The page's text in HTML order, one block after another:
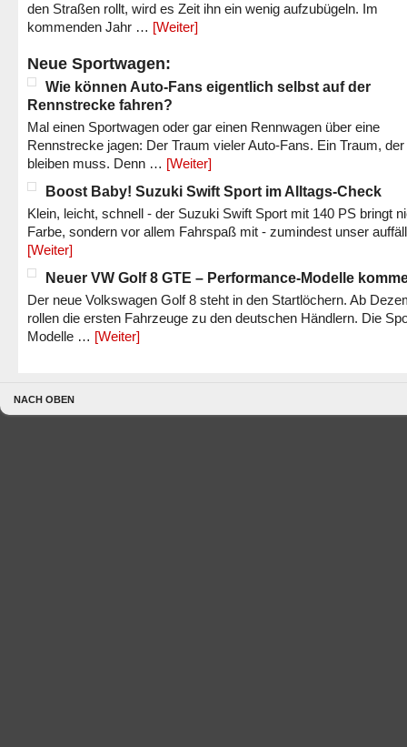
den Straßen rollt, wird es Zeit ihn ein wenig aufzubügeln. Im
kommenden Jahr … [Weiter]
Neue Sportwagen:
Wie können Auto-Fans eigentlich selbst auf der
Rennstrecke fahren?
Mal einen Sportwagen oder gar einen Rennwagen über eine
Rennstrecke jagen: Der Traum vieler Auto-Fans. Ein Traum,
bleiben muss. Denn … [Weiter]
Boost Baby! Suzuki Swift Sport im Alltags-Check
Klein, leicht, schnell - der Suzuki Swift Sport mit 140 PS bringt
Farbe, sondern vor allem Fahrspaß mit - zumindest unser
[Weiter]
Neuer VW Golf 8 GTE – Performance-Modelle
Der neue Volkswagen Golf 8 steht in den Startlöchern. Ab
rollen die ersten Fahrzeuge zu den deutschen Händlern. Die
Modelle … [Weiter]
NACH OBEN